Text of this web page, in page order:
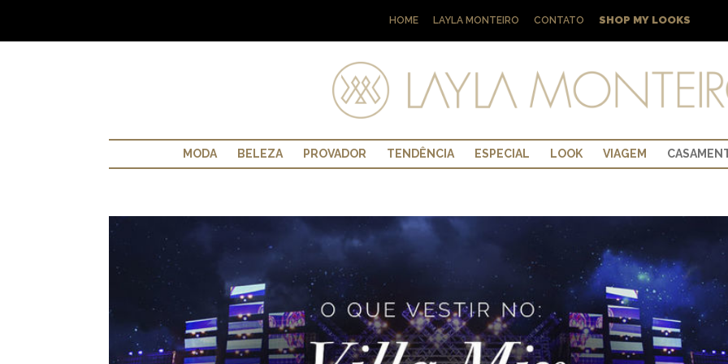
HOME LAYLA MONTEIRO CONTATO SHOP MY LOOKS
MODA BELEZA PROVADOR TENDÊNCIA ESPECIAL LOOK VIAGEM